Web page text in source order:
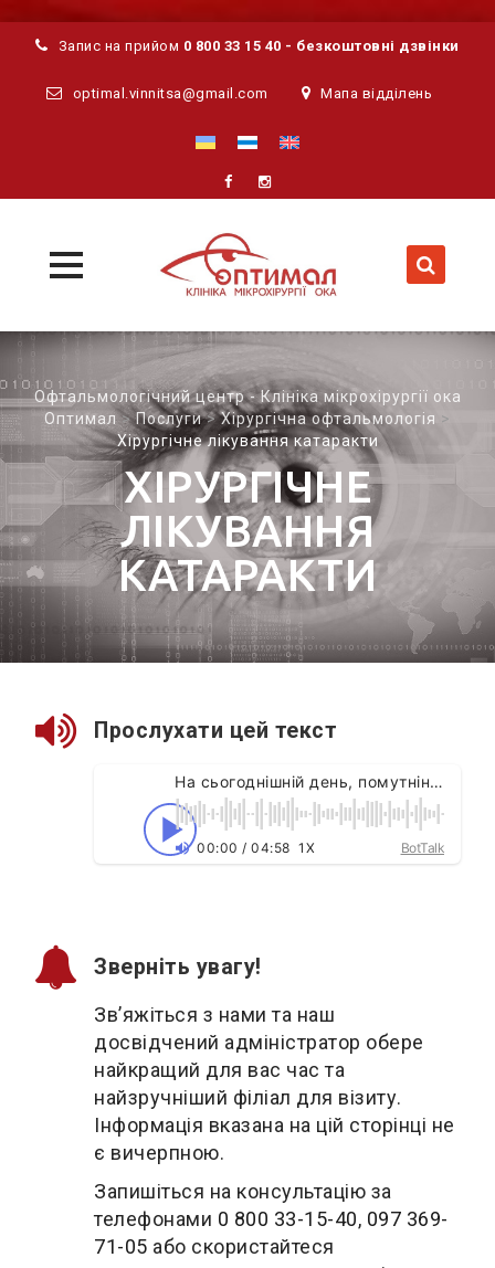
Запис на прийом 0 800 33 15 40 - безкоштовні дзвінки
optimal.vinnitsa@gmail.com Мапа відділень
Skip
content
Офтальмологічний центр - Клініка мікрохірургії ока
Оптимал>Послуги>Хірургічна офтальмологія >
Хірургічне лікування катаракти
ХІРУРГІЧНЕ
ЛІКУВАННЯ
КАТАРАКТИ
Прослухати цей текст
На сьогоднішній день, помутніння кришталика (катаракта) – найбільш поширене захворювання очей. Але,
00:00 / 04:58 1X BotTalk
Зверніть увагу!
Зв’яжіться з нами та наш
досвідчений адміністратор обере
найкращий для вас час та
найзручніший філіал для візиту.
Інформація вказана на цій сторінці не
є вичерпною.
Запишіться на консультацію за
телефонами 0 800 33-15-40, 097 369-
71-05 або скористайтеся